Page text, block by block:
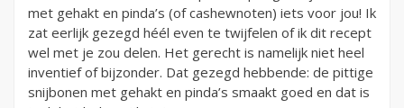
met gehakt en pinda’s (of cashewnoten) iets voor jou! Ik
zat eerlijk gezegd héél even te twijfelen of ik dit recept
wel met je zou delen. Het gerecht is namelijk niet heel
inventief of bijzonder. Dat gezegd hebbende: de pittige
snijbonen met gehakt en pinda’s smaakt goed en dat is